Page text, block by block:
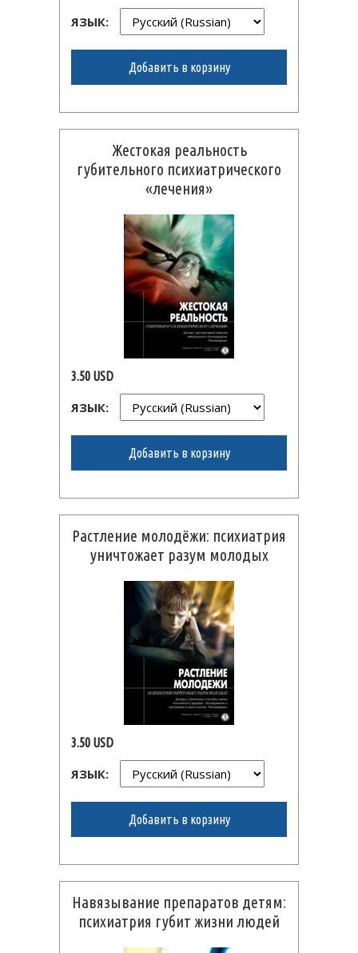
ЯЗЫК:
Добавить в корзину
Жестокая реальность
губительного психиатрического
«лечения»
3.50 USD
ЯЗЫК:
Добавить в корзину
Растление молодёжи: психиатрия
уничтожает разум молодых
3.50 USD
ЯЗЫК:
Добавить в корзину
Навязывание препаратов детям:
психиатрия губит жизни людей